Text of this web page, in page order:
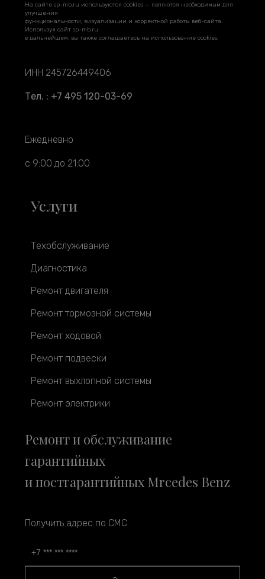
На сайте sp-mb.ru используются cookies — являются необходимым для
улучшения
функциональности, визуализации и корректной работы веб-сайта.
Используя сайт sp-mb.ru
в дальнейшем, вы также соглашаетесь на использование cookies.
ИНН 245726449406
Тел. : +7 495 120-03-69
Ежедневно
с 9:00 до 21:00
Услуги
Техобслуживание
Диагностика
Ремонт двигателя
Ремонт тормозной системы
Ремонт ходовой
Ремонт подвески
Ремонт выхлопной системы
Ремонт электрики
Ремонт и обслуживание
гарантийных
и постгарантийных Mrcedes Benz
Получить адрес по СМС